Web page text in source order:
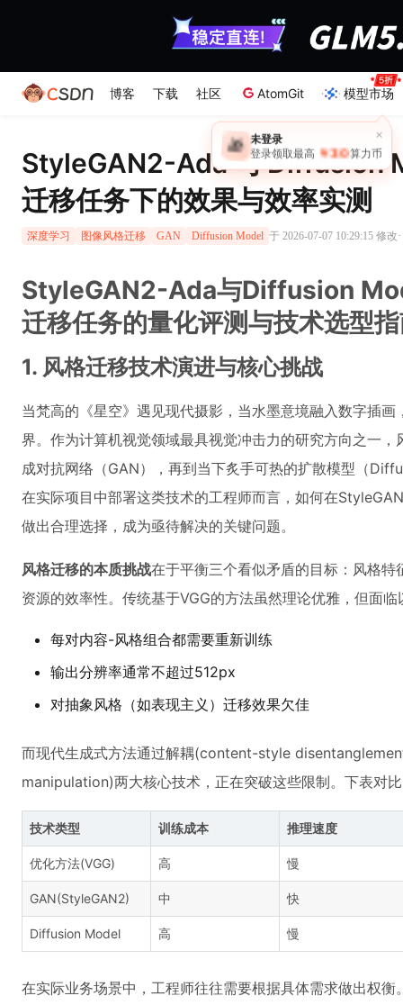
博客 下载 社区 AtomGit 模型市场
×
🎁 未登录
登录领取最高 ￥30 算力币
StyleGAN2-Ada 与 Diffusion
迁移任务下的效果与效率实测
深度学习 图像风格迁移 GAN Diffusion Model 于 2026-07-07 10:29:15 修改·
StyleGAN2-Ada与Diffusion
迁移任务的量化评测与技术选型
1. 风格迁移技术演进与核心挑战
当梵高的《星空》遇见现代摄影，当水墨意境融入数字插
界。作为计算机视觉领域最具视觉冲击力的研究方向之一
成对抗网络（GAN），再到当下炙手可热的扩散模型（
在实际项目中部署这类技术的工程师而言，如何在
做出合理选择，成为亟待解决的关键问题。
风格迁移的本质挑战在于平衡三个看似矛盾的目标：风格
资源的效率性。传统基于VGG的方法虽然理论优雅，但面临
每对内容-风格组合都需要重新训练
输出分辨率通常不超过512px
对抽象风格（如表现主义）迁移效果欠佳
而现代生成式方法通过解耦(content-style
manipulation)两大核心技术，正在突破这些限制。下表对
技术类型 训练成本 推理速度
优化方法(VGG) 高 慢
GAN(StyleGAN2) 中 快
Diffusion Model 高 慢
在实际业务场景中，工程师往往需要根据具体需求做出权